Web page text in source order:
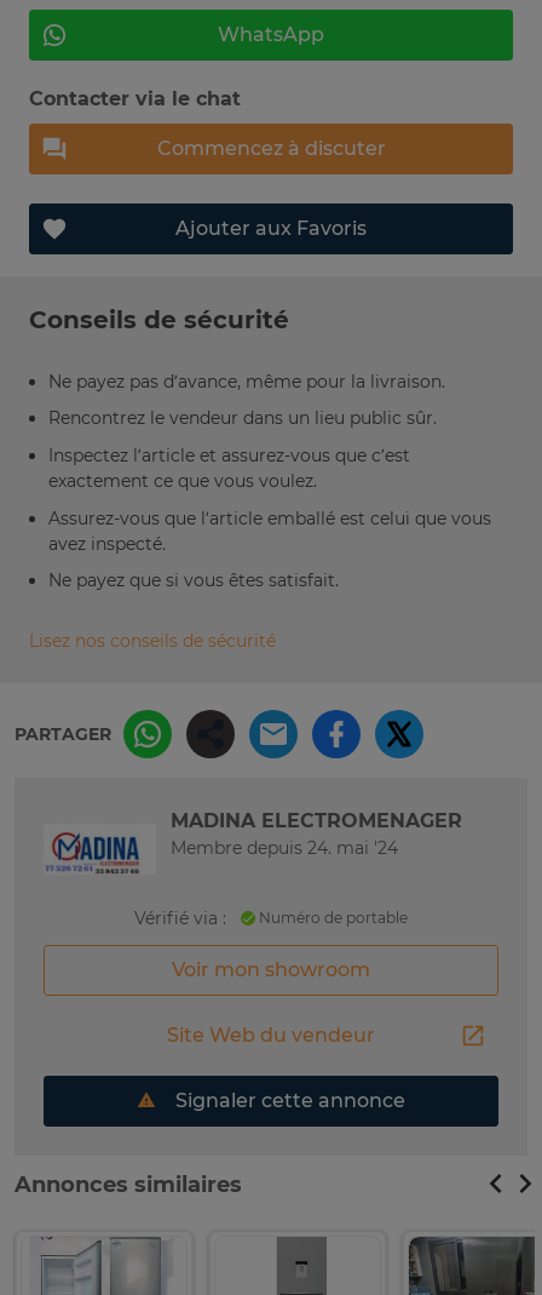
WhatsApp
Contacter via le chat
Commencez à discuter
Ajouter aux Favoris
Conseils de sécurité
Ne payez pas d’avance, même pour la livraison.
Rencontrez le vendeur dans un lieu public sûr.
Inspectez l’article et assurez-vous que c’est
exactement ce que vous voulez.
Assurez-vous que l’article emballé est celui que vous
avez inspecté.
Ne payez que si vous êtes satisfait.
Lisez nos conseils de sécurité
PARTAGER
MADINA ELECTROMENAGER
Membre depuis 24. mai '24
Vérifié via : Numéro de portable
Voir mon showroom
Site Web du vendeur
Signaler cette annonce
Annonces similaires